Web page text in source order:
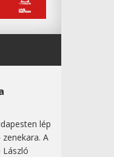
lép
A
László